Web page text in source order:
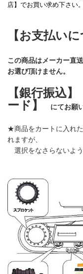
店】でお買い求め下さい。
【お支払いに
この商品はメーカー直
お選び頂けません。
【銀行振込】
ード】
にてお願
★商品をカートに入れ
れますが、
選択をなさらないよう